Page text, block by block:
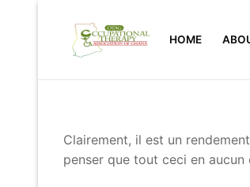
content
HOME
Clairement, il est un
penser que tout ceci en aucun